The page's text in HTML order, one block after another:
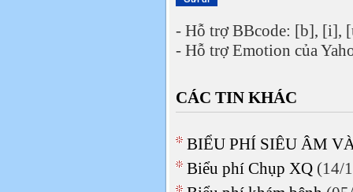
- Hỗ trợ BBcode: [b], [i],
- Hỗ trợ Emotion của
CÁC TIN KHÁC
BIỂU PHÍ SIÊU ÂM
Biểu phí Chụp XQ (14/